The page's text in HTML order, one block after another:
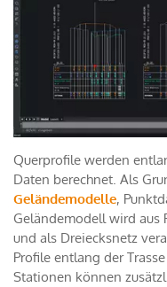
Querprofile werden
Daten berechnet. Als
Geländemodelle,
Geländemodell wird aus
und als Dreiecksnetz
Profile entlang der
Stationen können